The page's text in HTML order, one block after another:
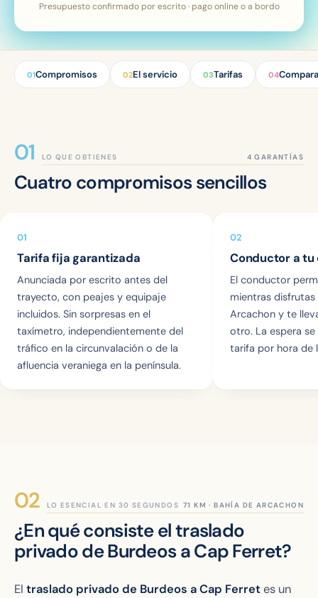
Presupuesto confirmado por escrito · pago online o a bordo
01Compromisos 02El servicio 03Tarifas 04
LO QUE OBTIENES
Cuatro compromisos sencillos
01
Tarifa fija garantizada
Anunciada por escrito antes del
trayecto, con peajes y equipaje
incluidos. Sin sorpresas en el
taxímetro, independientemente del
tráfico en la circunvalación o de la
afluencia veraniega en la península.
02
Conductor a
El conductor
mientras disfrutas
Arcachon y te
otro. La espera
tarifa por hora de
LO ESENCIAL EN 30 SEGUNDOS
¿En qué consiste el traslado
privado de Burdeos a Cap Ferret?
El traslado privado de Burdeos a Cap Ferretes un